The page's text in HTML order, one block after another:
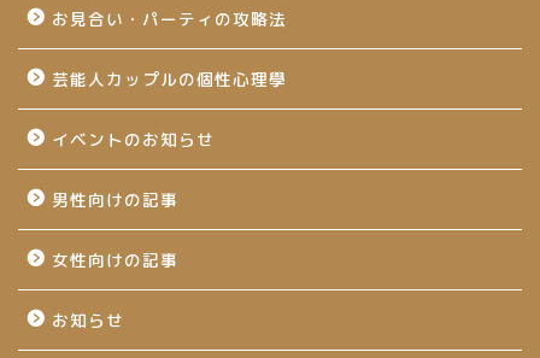
お見合い・パーティの攻略法
芸能人カップルの個性心理學
イベントのお知らせ
男性向けの記事
女性向けの記事
お知らせ